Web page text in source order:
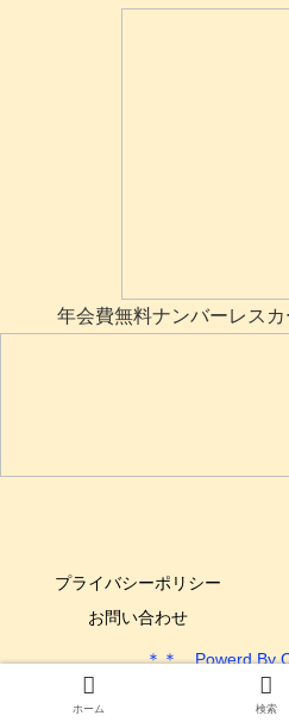
年会費無料ナンバーレスカ
プライバシーポリシー
お問い合わせ
＊＊ Powerd By
Copyright © 2017-2025 できる
ホーム 検索